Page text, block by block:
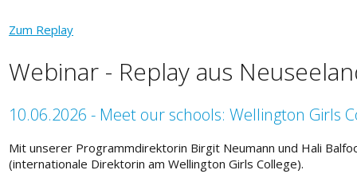
Zum Replay
Webinar - Replay aus
10.06.2026 - Meet our schools: Wellington Girls
Mit unserer Programmdirektorin Birgit Neumann und Hali
(internationale Direktorin am Wellington Girls College).